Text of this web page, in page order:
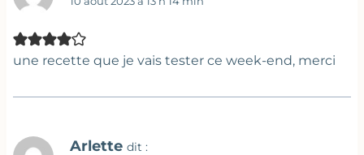
une recette que je vais tester ce week-end, merci
Arlette dit :